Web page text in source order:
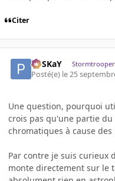
Citer
PoSKaY Stormtrooper
Posté(e) le 25
Une question, pourquoi
crois pas qu'une partie
chromatiques à cause des
Par contre je suis curieux
monte directement sur le